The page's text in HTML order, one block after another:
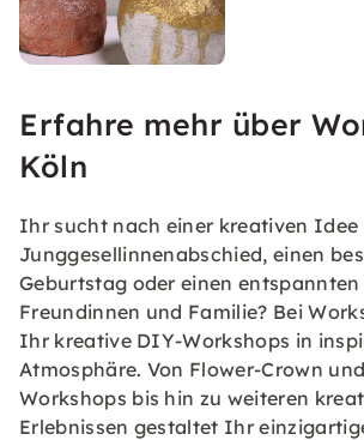
Erfahre mehr über
Köln
Ihr sucht nach einer kreativen Idee
Junggesellinnenabschied, einen
Geburtstag oder einen
Freundinnen und Familie? Bei
Ihr kreative DIY-Workshops in
Atmosphäre. Von Flower-Crown
Workshops bis hin zu weiteren
Erlebnissen gestaltet Ihr